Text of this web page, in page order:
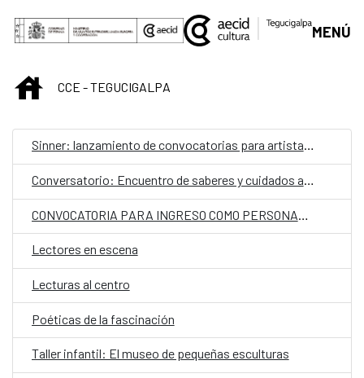
Saltar al contenido principal
MENÚ
INICIOCCE - TEGUCIGALPA
Sinner: lanzamiento de convocatorias para artistas hondureños
Conversatorio: Encuentro de saberes y cuidados ancestrales
Lectores en escena
Lecturas al centro
Poéticas de la fascinación
Taller infantil: El museo de pequeñas esculturas